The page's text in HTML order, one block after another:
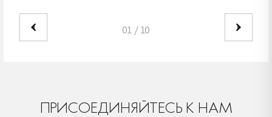
01 / 10
ПРИСОЕДИНЯЙТЕСЬ К НАМ